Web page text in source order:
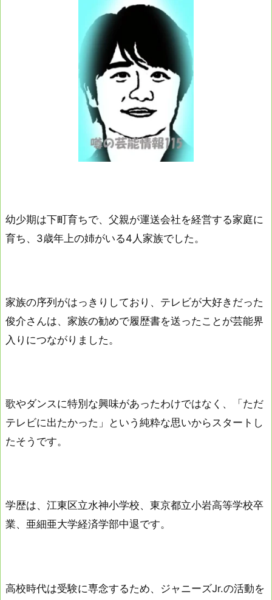
幼少期は下町育ちで、父親が運送会社を経営する家庭に
育ち、3歳年上の姉がいる4人家族でした。
家族の序列がはっきりしており、テレビが大好きだった
俊介さんは、家族の勧めで履歴書を送ったことが芸能界
入りにつながりました。
歌やダンスに特別な興味があったわけではなく、「ただ
テレビに出たかった」という純粋な思いからスタートし
たそうです。
学歴は、江東区立水神小学校、東京都立小岩高等学校卒
業、亜細亜大学経済学部中退です。
高校時代は受験に専念するため、ジャニーズJr.の活動を